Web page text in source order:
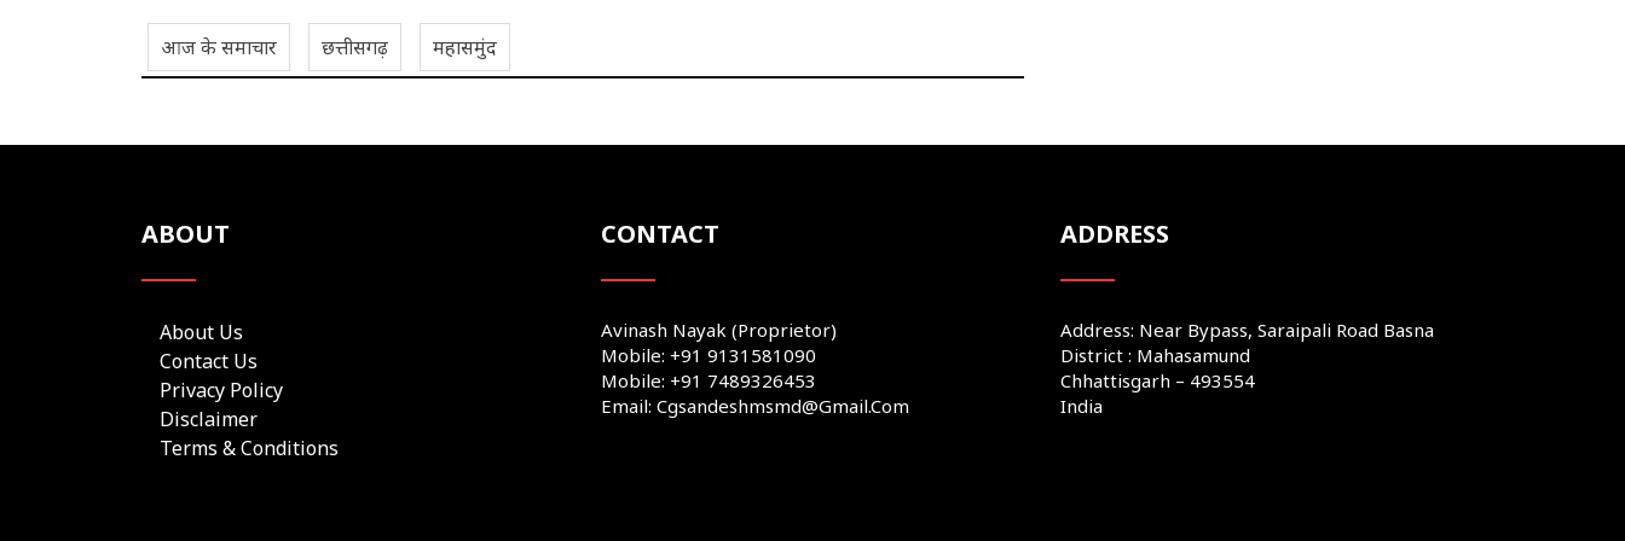
आज के समाचार छत्तीसगढ़ महासमुंद
ABOUT
About Us
Contact Us
Privacy Policy
Disclaimer
Terms & Conditions
CONTACT
Avinash Nayak (Proprietor)
Mobile: +91 9131581090
Mobile: +91 7489326453
Email: Cgsandeshmsmd@gmail.com
ADDRESS
Address: Near Bypass, Saraipali Road Basna
District : Mahasamund
Chhattisgarh – 493554
India